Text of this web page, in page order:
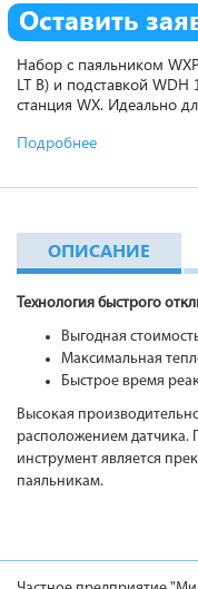
Оставить
Набор с паяльником
LT B) и подставкой
станция WX. Идеально
Подробнее
ОПИСАНИЕ
Технология быстрого
Выгодная
Максимальная
Быстрое время
Высокая
расположением датчика.
инструмент является
паяльникам.